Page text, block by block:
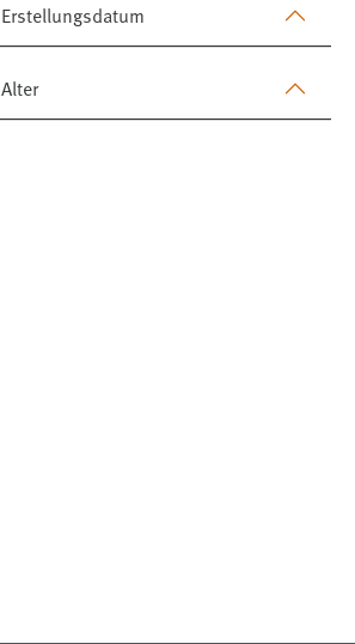
Erstellungsdatum
Alter